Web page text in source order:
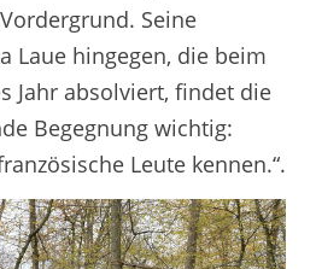
Seine
Laue hingegen, die beim
Jahr absolviert, findet die
Begegnung wichtig:
Leute kennen.“.